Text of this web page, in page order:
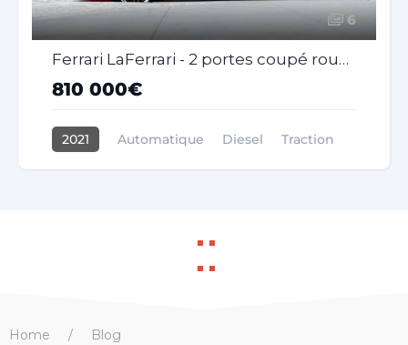
6
Ferrari LaFerrari - 2 portes coupé rouge
810 000€
2021 Automatique Diesel Traction
::
Home Blog